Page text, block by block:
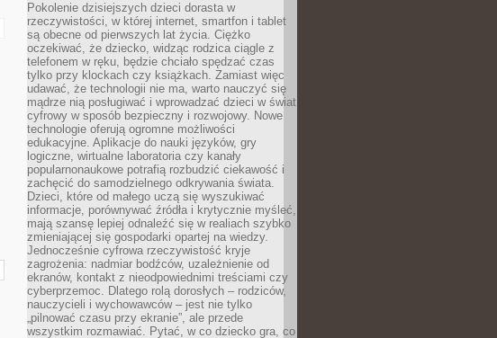
Pokolenie dzisiejszych dzieci dorasta w
rzeczywistości, w której internet, smartfon i tablet
są obecne od pierwszych lat życia. Ciężko
oczekiwać, że dziecko, widząc rodzica ciągle z
telefonem w ręku, będzie chciało spędzać czas
tylko przy klockach czy książkach. Zamiast więc
udawać, że technologii nie ma, warto nauczyć się
mądrze nią posługiwać i wprowadzać dzieci w świat
cyfrowy w sposób bezpieczny i rozwojowy. Nowe
technologie oferują ogromne możliwości
edukacyjne. Aplikacje do nauki języków, gry
logiczne, wirtualne laboratoria czy kanały
popularnonaukowe potrafią rozbudzić ciekawość i
zachęcić do samodzielnego odkrywania świata.
Dzieci, które od małego uczą się wyszukiwać
informacje, porównywać źródła i krytycznie myśleć,
mają szansę lepiej odnaleźć się w realiach szybko
zmieniającej się gospodarki opartej na wiedzy.
Jednocześnie cyfrowa rzeczywistość kryje
zagrożenia: nadmiar bodźców, uzależnienie od
ekranów, kontakt z nieodpowiednimi treściami czy
cyberprzemoc. Dlatego rolą dorosłych – rodziców,
nauczycieli i wychowawców – jest nie tylko
„pilnować czasu przy ekranie”, ale przede
wszystkim rozmawiać. Pytać, w co dziecko gra, co